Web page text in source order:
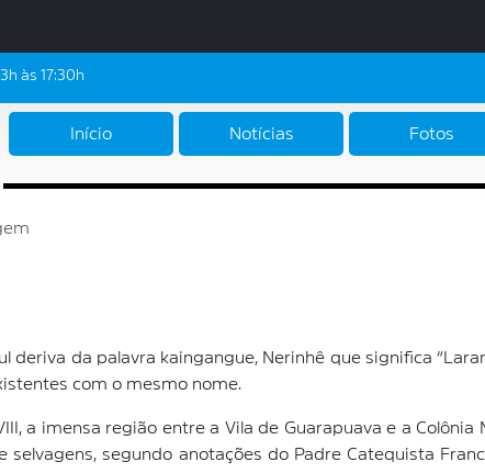
às 17:30h
Início Notícias Fotos
deriva da palavra kaingangue, Nerinhê que significa
com o mesmo nome.
a imensa região entre a Vila de Guarapuava e a
segundo anotações do Padre Catequista